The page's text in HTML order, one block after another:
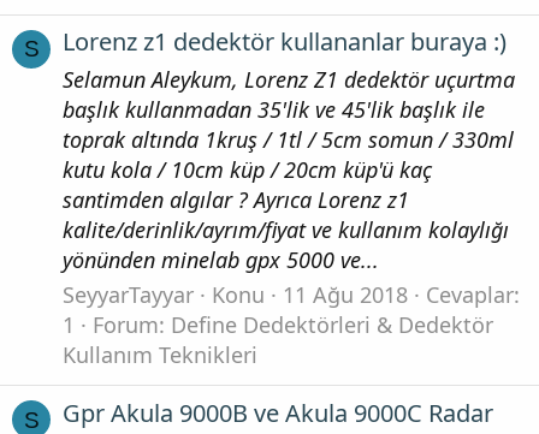
S Lorenz z1 dedektör kullananlar buraya :)
Selamun Aleykum, Lorenz Z1 dedektör uçurtma
başlık kullanmadan 35'lik ve 45'lik başlık ile
toprak altında 1kruş / 1tl / 5cm somun / 330ml
kutu kola / 10cm küp / 20cm küp'ü kaç
santimden algılar ? Ayrıca Lorenz z1
kalite/derinlik/ayrım/fiyat ve kullanım kolaylığı
yönünden minelab gpx 5000 ve...
SeyyarTayyar
Konu 11 Ağu 2018
Cevaplar:
1
Forum: Define Dedektörleri & Dedektör
Kullanım Teknikleri
S Gpr Akula 9000B ve Akula 9000C Radar